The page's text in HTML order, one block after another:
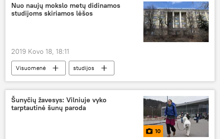
Irakas
Vokietija migrantai
Nuo naujų mokslo metų didinamos
studijoms skiriamos lėšos
2019 Kovo 18, 18:11
Visuomenė studijos
Šunyčių žavesys: Vilniuje vyko
tarptautinė šunų paroda
10